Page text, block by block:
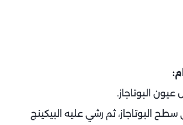
البوتاجاز، ثم رشي عليه البيكينج